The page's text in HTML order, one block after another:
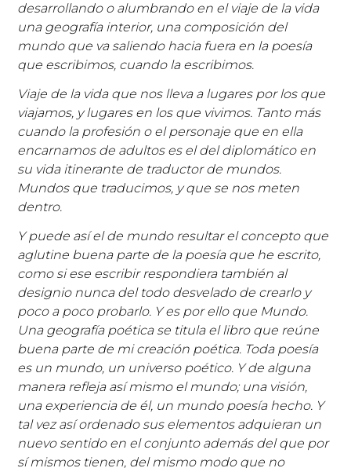
desarrollando o alumbrando en el viaje de la vida
una geografía interior, una composición del
mundo que va saliendo hacia fuera en la poesía
que escribimos, cuando la escribimos.
Viaje de la vida que nos lleva a lugares por los que
viajamos, y lugares en los que vivimos. Tanto más
cuando la profesión o el personaje que en ella
encarnamos de adultos es el del diplomático en
su vida itinerante de traductor de mundos.
Mundos que traducimos, y que se nos meten
dentro.
Y puede así el de mundo resultar el concepto que
aglutine buena parte de la poesía que he escrito,
como si ese escribir respondiera también al
designio nunca del todo desvelado de crearlo y
poco a poco probarlo. Y es por ello que Mundo.
Una geografía poética se titula el libro que reúne
buena parte de mi creación poética. Toda poesía
es un mundo, un universo poético. Y de alguna
manera refleja así mismo el mundo; una visión,
una experiencia de él, un mundo poesía hecho. Y
tal vez así ordenado sus elementos adquieran un
nuevo sentido en el conjunto además del que por
sí mismos tienen, del mismo modo que no